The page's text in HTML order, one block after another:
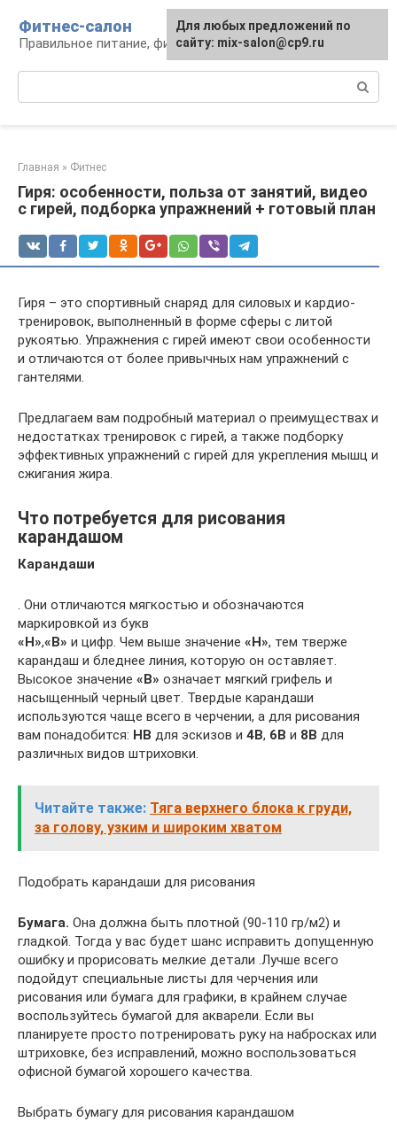
контенту
Фитнес-салон
Правильное питание, фитнес, образ жизни
Главная » Фитнес
Гиря: особенности, польза от занятий, видео
с гирей, подборка упражнений + готовый план
Гиря – это спортивный снаряд для силовых и кардио-
тренировок, выполненный в форме сферы с литой
рукоятью. Упражнения с гирей имеют свои особенности
и отличаются от более привычных нам упражнений с
гантелями.
Предлагаем вам подробный материал о преимуществах и
недостатках тренировок с гирей, а также подборку
эффективных упражнений с гирей для укрепления мышц и
сжигания жира.
Что потребуется для рисования
карандашом
Карандаши
. Они отличаются мягкостью и обозначаются
маркировкой из букв
«H»,«B» и цифр. Чем выше значение «H», тем тверже
карандаш и бледнее линия, которую он оставляет.
Высокое значение «B» означает мягкий грифель и
насыщенный черный цвет. Твердые карандаши
используются чаще всего в черчении, а для рисования
вам понадобится: HB для эскизов и 4B, 6B и 8B для
различных видов штриховки.
Читайте также: Тяга верхнего блока к груди,
за голову, узким и широким хватом
Подобрать карандаши для рисования
Бумага. Она должна быть плотной (90-110 гр/м2) и
гладкой. Тогда у вас будет шанс исправить допущенную
ошибку и прорисовать мелкие детали .Лучше всего
подойдут специальные листы для черчения или
рисования или бумага для графики, в крайнем случае
воспользуйтесь бумагой для акварели. Если вы
планируете просто потренировать руку на набросках или
штриховке, без исправлений, можно воспользоваться
офисной бумагой хорошего качества.
Выбрать бумагу для рисования карандашом
Для любых предложений по
сайту: mix-salon@cp9.ru